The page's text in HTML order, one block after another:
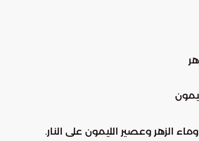
الزهر وعصير الليمون على النار.